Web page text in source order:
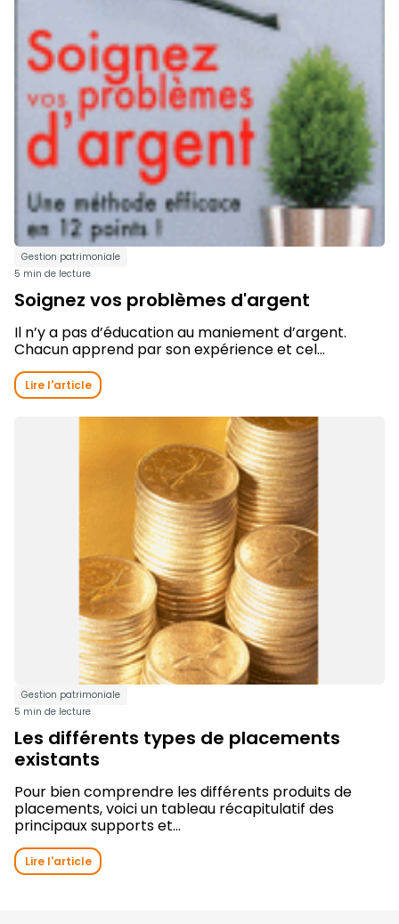
Gestion patrimoniale
5 min de lecture
Soignez vos problèmes d'argent
Il n’y a pas d’éducation au maniement d’argent.
Chacun apprend par son expérience et cel...
Lire l'article
Gestion patrimoniale
5 min de lecture
Les différents types de placements
existants
Pour bien comprendre les différents produits de
placements, voici un tableau récapitulatif des
principaux supports et...
Lire l'article